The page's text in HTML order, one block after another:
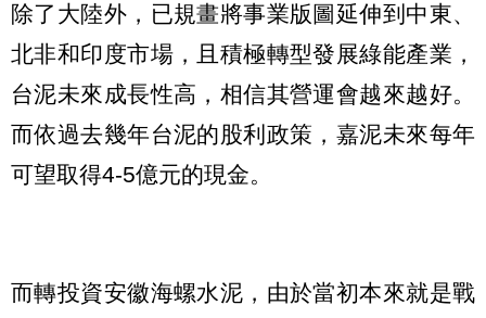
除了大陸外，已規畫將事業版圖延伸到中東、
北非和印度市場，且積極轉型發展綠能產業，
台泥未來成長性高，相信其營運會越來越好。
而依過去幾年台泥的股利政策，嘉泥未來每年
可望取得4-5億元的現金。
而轉投資安徽海螺水泥，由於當初本來就是戰